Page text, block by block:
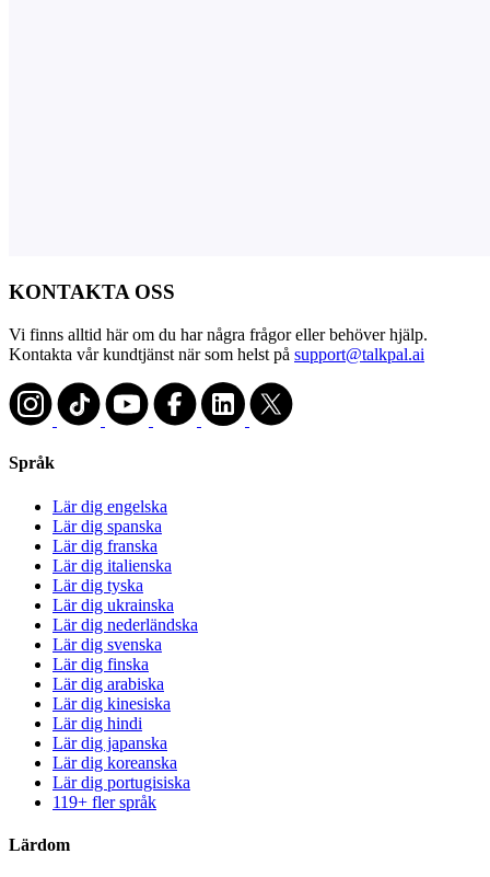
KONTAKTA OSS
Vi finns alltid här om du har några frågor eller behöver hjälp.
Kontakta vår kundtjänst när som helst på support@talkpal.ai
Språk
Lär dig engelska
Lär dig spanska
Lär dig franska
Lär dig italienska
Lär dig tyska
Lär dig ukrainska
Lär dig nederländska
Lär dig svenska
Lär dig finska
Lär dig arabiska
Lär dig kinesiska
Lär dig hindi
Lär dig japanska
Lär dig koreanska
Lär dig portugisiska
119+ fler språk
Lärdom